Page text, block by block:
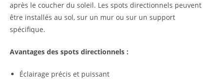
après le coucher du soleil. Les spots directionnels peuvent
être installés au sol, sur un mur ou sur un support
spécifique.
Avantages des spots directionnels :
Éclairage précis et puissant